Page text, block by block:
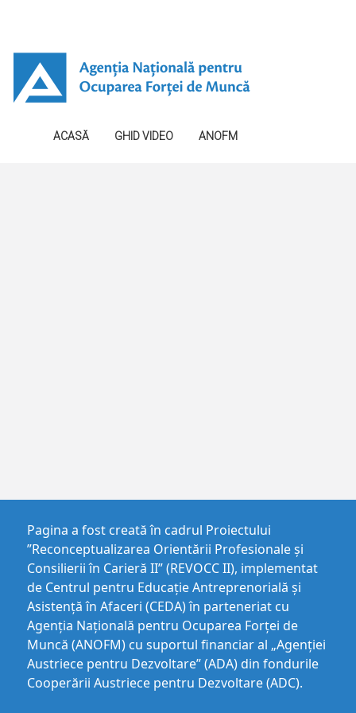
ACASĂ GHID VIDEO ANOFM
Pagina a fost creată în cadrul Proiectului
”Reconceptualizarea Orientării Profesionale și
Consilierii în Carieră II” (REVOCC II), implementat
de Centrul pentru Educaţie Antreprenorială şi
Asistenţă în Afaceri (CEDA) în parteneriat cu
Agenția Națională pentru Ocuparea Forței de
Muncă (ANOFM) cu suportul financiar al „Agenției
Austriece pentru Dezvoltare” (ADA) din fondurile
Cooperării Austriece pentru Dezvoltare (ADC).